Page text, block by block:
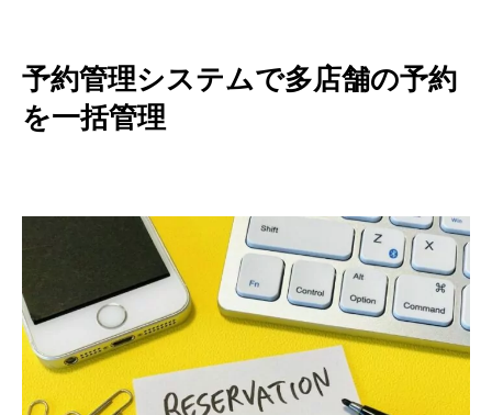
予約管理システムで多店舗の予約
を一括管理